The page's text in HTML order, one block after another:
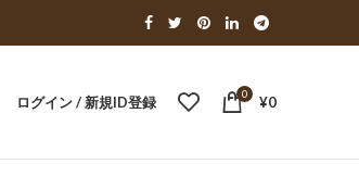
ログイン / 新規ID登録 0 ¥0